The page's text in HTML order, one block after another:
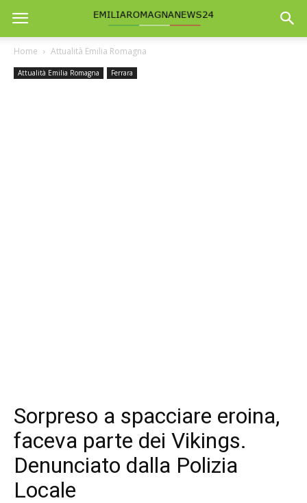
Home Attualità Emilia Romagna
Attualità Emilia Romagna Ferrara
Sorpreso a spacciare eroina,
faceva parte dei Vikings.
Denunciato dalla Polizia
Locale